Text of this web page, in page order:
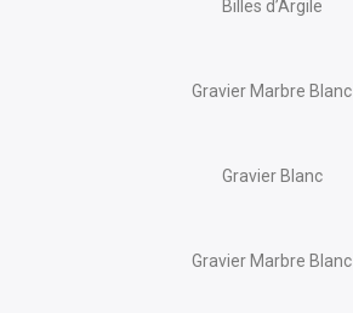
Billes d’Argile
Gravier Marbre Blanc
Gravier Blanc
Gravier Marbre Blanc